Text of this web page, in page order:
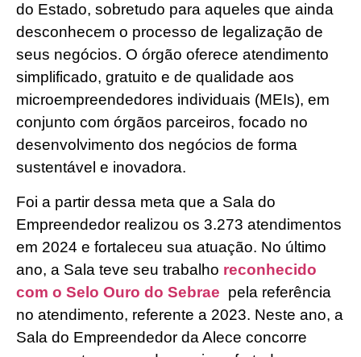
do Estado, sobretudo para aqueles que ainda
desconhecem o processo de legalização de
seus negócios. O órgão oferece atendimento
simplificado, gratuito e de qualidade aos
microempreendedores individuais (MEIs), em
conjunto com órgãos parceiros, focado no
desenvolvimento dos negócios de forma
sustentável e inovadora.
Foi a partir dessa meta que a Sala do
Empreendedor realizou os 3.273 atendimentos
em 2024 e fortaleceu sua atuação. No último
ano, a Sala teve seu trabalho reconhecido
com o Selo Ouro do Sebrae pela referência
no atendimento, referente a 2023. Neste ano, a
Sala do Empreendedor da Alece concorre